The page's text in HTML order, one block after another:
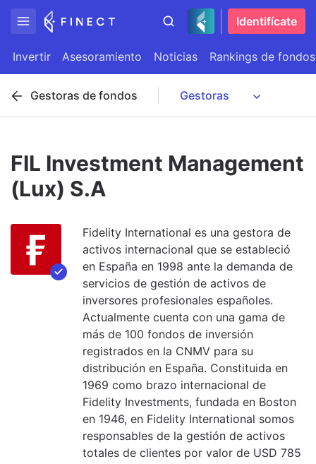
Identifícate
Invertir Asesoramiento Noticias Rankings de fondos
Gestoras de fondos
FIL Investment Management
(Lux) S.A
Fidelity International es una gestora de
activos internacional que se estableció
en España en 1998 ante la demanda de
servicios de gestión de activos de
inversores profesionales españoles.
Actualmente cuenta con una gama de
más de 100 fondos de inversión
registrados en la CNMV para su
distribución en España. Constituida en
1969 como brazo internacional de
Fidelity Investments, fundada en Boston
en 1946, en Fidelity International somos
responsables de la gestión de activos
totales de clientes por valor de USD 785